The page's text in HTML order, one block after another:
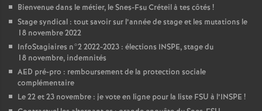
Bienvenue dans le métier, le Snes-Fsu Créteil à tes côtés !
Stage syndical : tout savoir sur l’année de stage et les mutations le
18 novembre 2022
InfoStagiaires n°2 2022-2023 : élections INSPE, stage du
18 novembre, indemnités
AED pré-pro : remboursement de la protection sociale
complémentaire
Le 22 et 23 novembre : je vote en ligne pour la liste FSU à l’INSPE !